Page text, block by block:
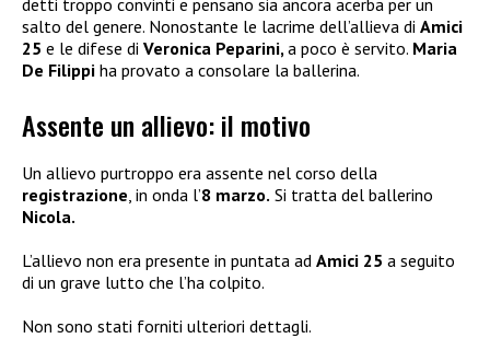
salto del genere. Nonostante le lacrime dell’allieva di Amici
25 e le difese di Veronica Peparini, a poco è servito. Maria
De Filippi ha provato a consolare la ballerina.
Assente un allievo: il motivo
Un allievo purtroppo era assente nel corso della
registrazione , in onda l’8 marzo. Si tratta del ballerino
Nicola.
L’allievo non era presente in puntata ad Amici 25 a seguito
di un grave lutto che l’ha colpito.
Non sono stati forniti ulteriori dettagli.